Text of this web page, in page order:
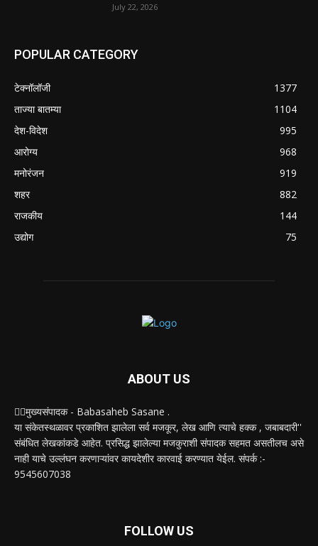
July 22, 2026
POPULAR CATEGORY
टेक्नॉलॉजी
1377
ताज्या बातम्या
1104
देश-विदेश
995
आरोग्य
968
मनोरंजन
919
शहर
882
राजकीय
144
उद्योग
75
ABOUT US
✍🏻मुख्यसंपादक - Babasaheb Sasane .
या संकेतस्थळावर प्रकाशित झालेला सर्व मजकूर, लेख आणि त्याचे हक्क , जबाबदारी''
संबंधित लेखकांकडे आहेत. प्रसिद्ध झालेल्या मजकुराशी संपादक सहमत असतीलच असे
नाही याचे उल्लंघन करणाऱ्यांवर कायदेशीर कारवाई करण्यात येईल. संपर्क :-
9545607038
FOLLOW US